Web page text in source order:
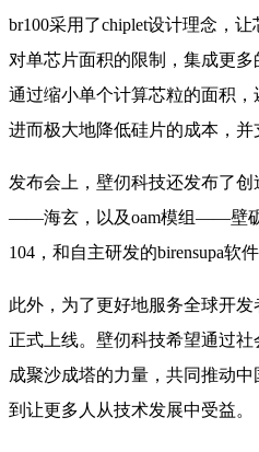
br100采用了chiplet设计理念，
对单芯片面积的限制，集成更多
通过缩小单个计算芯粒的面积，
进而极大地降低硅片的成本，并
发布会上，壁仞科技还发布了
——海玄，以及oam模组——壁
104，和自主研发的birensupa软件
此外，为了更好地服务全球开
正式上线。壁仞科技希望通过
成聚沙成塔的力量，共同推动
到让更多人从技术发展中受益。